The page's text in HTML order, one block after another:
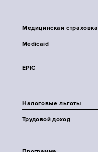
Медицинская страховка
Medicaid
EPIC
Налоговые льготы
Трудовой доход